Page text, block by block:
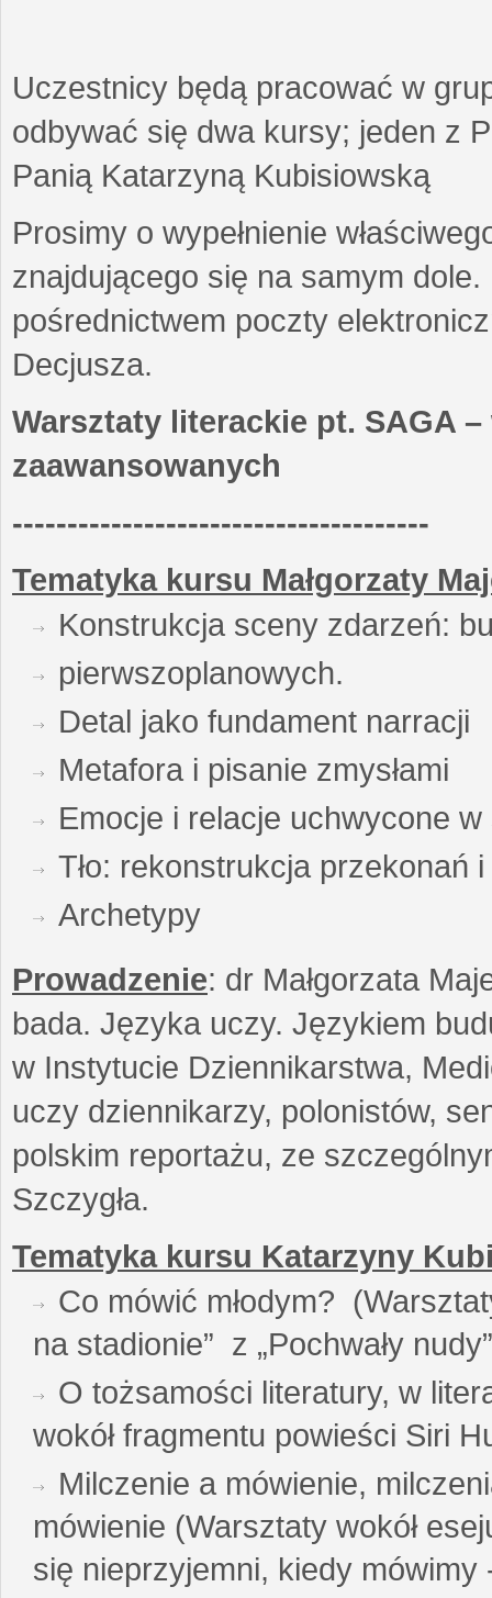
Uczestnicy będą pracować w
odbywać się dwa kursy; jeden z
Panią Katarzyną Kubisiowską
Prosimy o wypełnienie
znajdującego się na samym
pośrednictwem poczty
Decjusza.
Warsztaty literackie pt. SAGA
zaawansowanych
--------------------------------------
Tematyka kursu Małgorzaty
Konstrukcja sceny zdarzeń:
pierwszoplanowych.
Detal jako fundament narracji
Metafora i pisanie zmysłami
Emocje i relacje uchwycone
Tło: rekonstrukcja przekonań
Archetypy
Prowadzenie: dr Małgorzata
bada. Języka uczy. Językiem
w Instytucie Dziennikarstwa,
uczy dziennikarzy, polonistów,
polskim reportażu, ze
Szczygła.
Tematyka kursu Katarzyny
Co mówić młodym?
na stadionie” z „Pochwały
O tożsamości literatury, w
wokół fragmentu powieści Siri
Milczenie a mówienie,
mówienie (Warsztaty wokół
się nieprzyjemni, kiedy mówimy